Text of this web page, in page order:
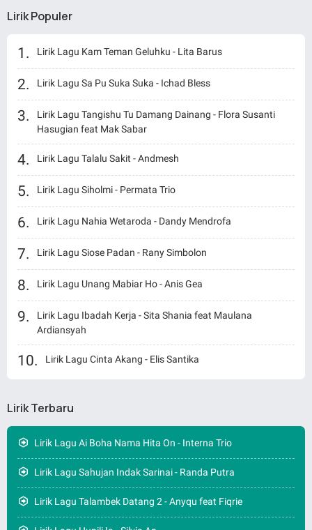
Lirik Populer
Lirik Lagu Kam Teman Geluhku - Lita Barus
Lirik Lagu Sa Pu Suka Suka - Ichad Bless
Lirik Lagu Tangishu Tu Damang Dainang - Flora Susanti
Hasugian feat Mak Sabar
Lirik Lagu Talalu Sakit - Andmesh
Lirik Lagu Siholmi - Permata Trio
Lirik Lagu Nahia Wetaroda - Dandy Mendrofa
Lirik Lagu Siose Padan - Rany Simbolon
Lirik Lagu Unang Mabiar Ho - Anis Gea
Lirik Lagu Ibadah Kerja - Sita Shania feat Maulana
Ardiansyah
Lirik Lagu Cinta Akang - Elis Santika
Lirik Terbaru
Lirik Lagu Ai Boha Nama Hita On - Interna Trio
Lirik Lagu Sahujan Indak Sarinai - Randa Putra
Lirik Lagu Talambek Datang 2 - Anyqu feat Fiqrie